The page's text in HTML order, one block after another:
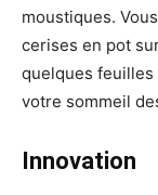
moustiques.
cerises en pot
quelques
votre sommeil
Innovation